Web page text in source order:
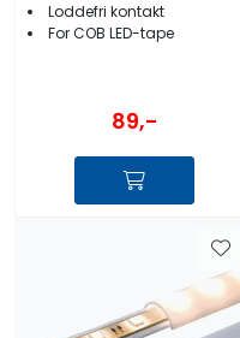
Loddefri kontakt
For COB LED-tape
89,-